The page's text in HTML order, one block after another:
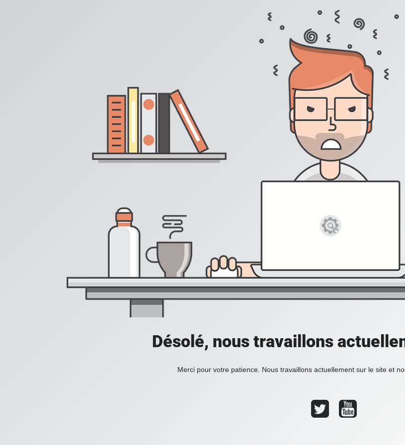
Désolé, nous travaillons
Merci pour votre patience. Nous travaillons actuellement sur le site et